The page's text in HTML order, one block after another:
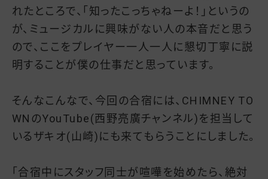
れたところで、「知ったこっちゃねーよ！」というの
が、ミュージカルに興味がない人の本音だと思う
ので、ここをプレイヤー一人一人に懇切丁寧に説
明することが僕の仕事だと思っています。
そんなこんなで、今回の合宿には、CHIMNEY TO
WNのYouTube(西野亮廣チャンネル)を担当して
いるザキオ(山崎)にも来てもらうことにしました。
「合宿中にスタッフ同士が喧嘩を始めたら、絶対